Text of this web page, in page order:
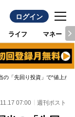
ログイン
ライフ マネー
の「先回り投資」で“値上
07:00 週刊ポスト